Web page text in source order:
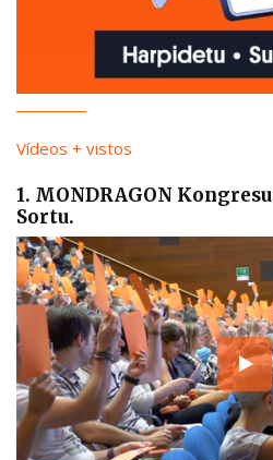
Vídeos + vistos
1. MONDRAGON
Sortu.